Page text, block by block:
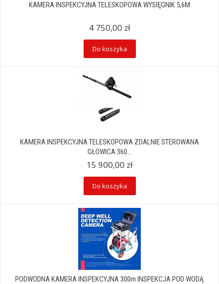
KAMERA INSPEKCYJNA TELESKOPOWA WYSIĘGNIK 5,6M
4 750,00 zł
Do koszyka
KAMERA INSPEKCYJNA TELESKOPOWA ZDALNIE STEROWANA
GŁOWICA 360...
15 900,00 zł
Do koszyka
PODWODNA KAMERA INSPEKCYJNA 300m INSPEKCJA POD WODĄ